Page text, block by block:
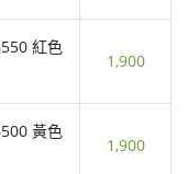
紅色
1,900
黃色
1,900